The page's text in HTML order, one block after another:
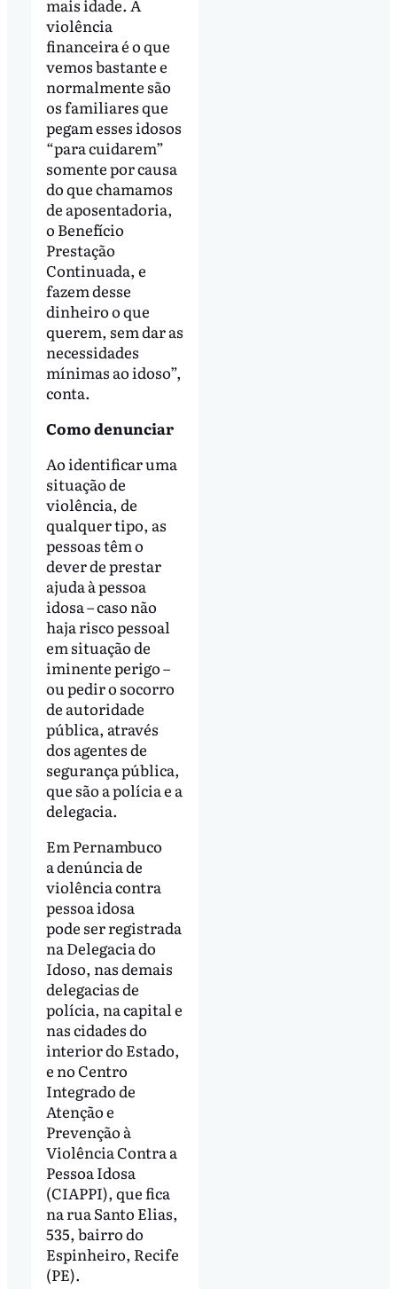
mais idade. A
violência
financeira é o que
vemos bastante e
normalmente são
os familiares que
pegam esses idosos
“para cuidarem”
somente por causa
do que chamamos
de aposentadoria,
o Benefício
Prestação
Continuada, e
fazem desse
dinheiro o que
querem, sem dar as
necessidades
mínimas ao idoso”,
conta.
Como denunciar
Ao identificar uma
situação de
violência, de
qualquer tipo, as
pessoas têm o
dever de prestar
ajuda à pessoa
idosa – caso não
haja risco pessoal
em situação de
iminente perigo –
ou pedir o socorro
de autoridade
pública, através
dos agentes de
segurança pública,
que são a polícia e a
delegacia.
Em Pernambuco
a denúncia de
violência contra
pessoa idosa
pode ser registrada
na Delegacia do
Idoso, nas demais
delegacias de
polícia, na capital e
nas cidades do
interior do Estado,
e no Centro
Integrado de
Atenção e
Prevenção à
Violência Contra a
Pessoa Idosa
(CIAPPI), que fica
na rua Santo Elias,
535, bairro do
Espinheiro, Recife
(PE).